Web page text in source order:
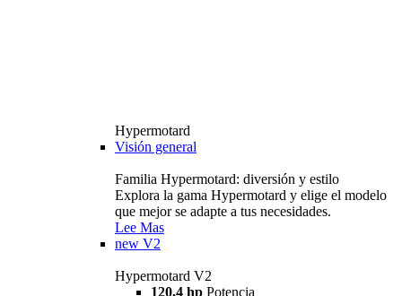
Hypermotard
Visión general
Familia Hypermotard: diversión y estilo
Explora la gama Hypermotard y elige el modelo
que mejor se adapte a tus necesidades.
Lee Mas
new V2
Hypermotard V2
120,4 hp Potencia